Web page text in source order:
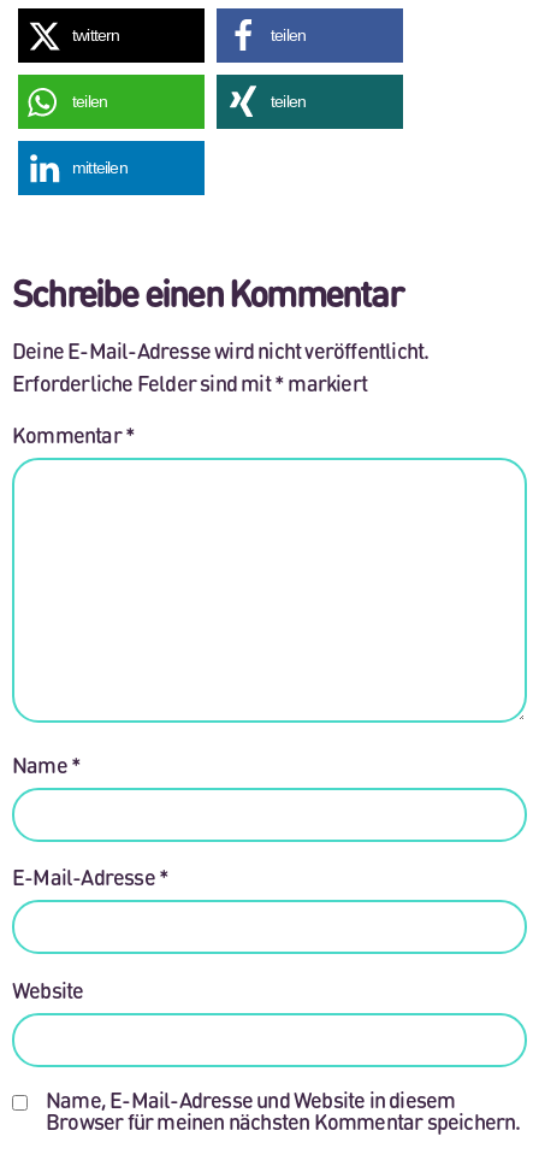
twittern teilen
teilen teilen
mitteilen
Schreibe einen Kommentar
Deine E-Mail-Adresse wird nicht veröffentlicht.
Erforderliche Felder sind mit*markiert
Kommentar*
Name*
E-Mail-Adresse*
Website
Name, E-Mail-Adresse und Website in diesem
Browser für meinen nächsten Kommentar speichern.